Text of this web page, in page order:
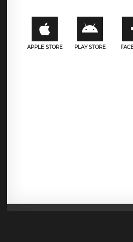
APPLE STORE PLAY STORE